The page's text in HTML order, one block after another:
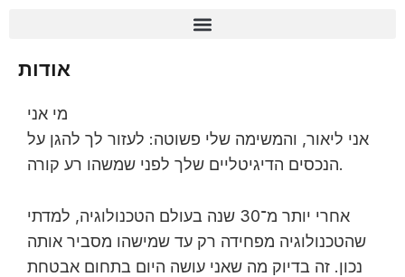
אודות
אני ליאור, והמשימה שלי פשוטה: לעזור לך להגן על
הנכסים הדיגיטליים שלך לפני שמשהו רע קורה.
אחרי יותר מ־30 שנה בעולם הטכנולוגיה, למדתי
שהטכנולוגיה מפחידה רק עד שמישהו מסביר אותה
נכון. זה בדיוק מה שאני עושה היום בתחום אבטחת